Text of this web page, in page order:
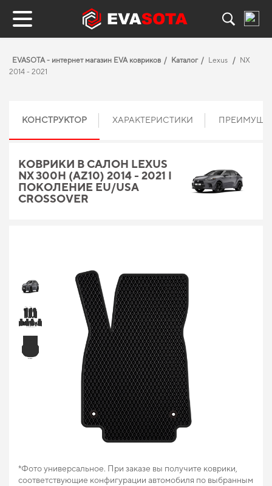
EVASOTA - интернет магазин EVA ковриков Каталог Lexus
NX
2014 - 2021
КОНСТРУКТОР ХАРАКТЕРИСТИКИ
КОВРИКИ В САЛОН LEXUS
NX 300H (AZ10) 2014 - 2021 I
ПОКОЛЕНИЕ EU/USA
CROSSOVER
*Фото универсальное. При заказе вы получите коврики,
соответствующие конфигурации автомобиля по выбранным